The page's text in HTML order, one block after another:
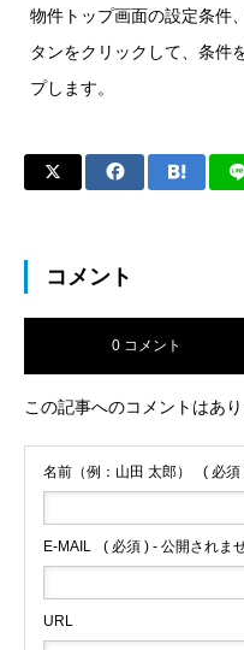
物件トップ画面の設定条件
タンをクリックして、条件
プします。
コメント
0 コメント
この記事へのコメントはあり
名前（例：山田 太郎） ( 必須
E-MAIL ( 必須 ) - 公開されま
URL